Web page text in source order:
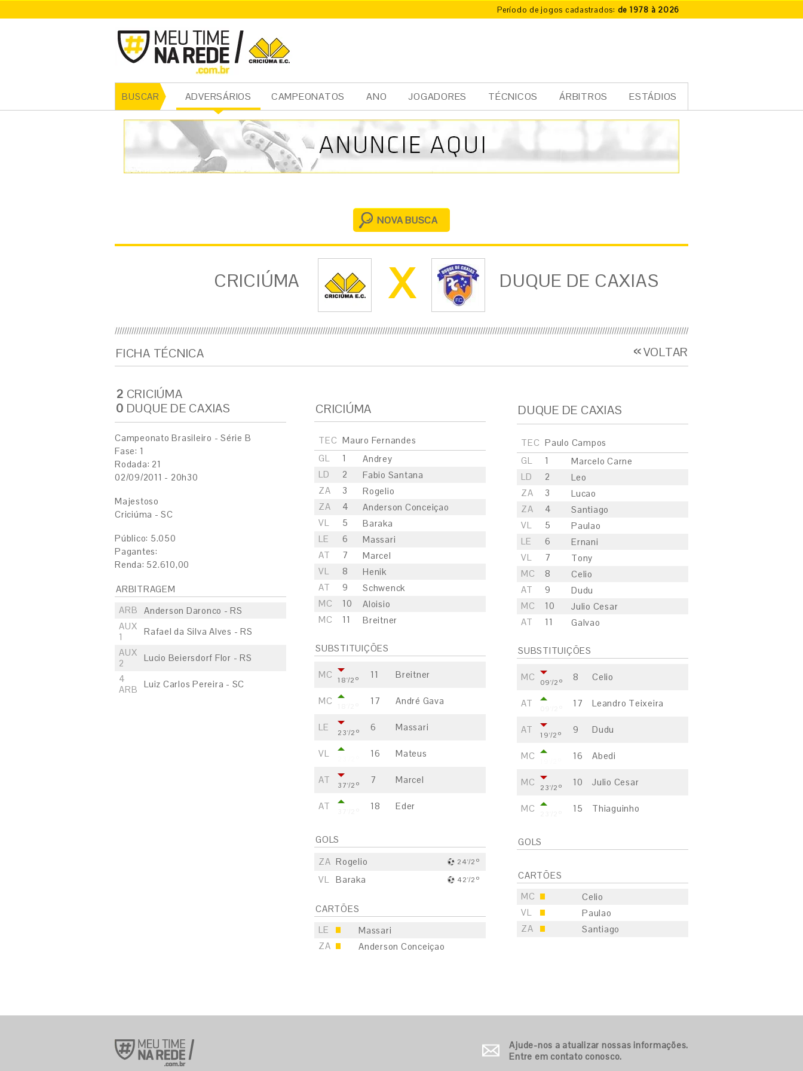
Período de jogos cadastrados: de 1978 à 2026
BUSCAR ADVERSÁRIOS CAMPEONATOS ANO JOGADORES TÉCNICOS ÁRBITROS ESTÁDIOS
CRICIÚMA X
NOVA BUSCA
CRICIÚMA X DUQUE DE CAXIAS
FICHA TÉCNICA VOLTAR
2 CRICIÚMA
0 DUQUE DE CAXIAS
Campeonato Brasileiro - Série B
Fase: 1
Rodada: 21
02/09/2011 - 20h30
Majestoso
Criciúma - SC
Público: 5.050
Pagantes:
Renda: 52.610,00
ARBITRAGEM
ARB
Anderson Daronco - RS
AUX
1
Rafael da Silva Alves - RS
AUX
2
Lucio Beiersdorf Flor - RS
4
ARB
Luiz Carlos Pereira - SC
CRICIÚMA
TEC Mauro Fernandes
GL
1
Andrey
LD
2
Fabio Santana
ZA
3
Rogelio
ZA
4
Anderson Conceiçao
VL
5
Baraka
LE
6
Massari
AT
7
Marcel
VL
8
Henik
AT
9
Schwenck
MC
10
Aloisio
MC
11 Breitner
SUBSTITUIÇÕES
MC 18'/2º 11 Breitner
MC 17 André Gava
LE 23'/2º 6 Massari
VL 16 Mateus
AT 37'/2º 7 Marcel
AT 18 Eder
GOLS
ZA Rogelio 24'/2º
VL Baraka 42'/2º
CARTÕES
LE
Massari
ZA
Anderson Conceiçao
DUQUE DE CAXIAS
TEC Paulo Campos
GL
1
Marcelo Carne
LD
2
Leo
ZA
3
Lucao
ZA
4
Santiago
VL
5
Paulao
LE
6
Ernani
VL
7
Tony
MC
8
Celio
AT
9
Dudu
MC
10
Julio Cesar
AT
11 Galvao
SUBSTITUIÇÕES
MC 09'/2º 8 Celio
AT 17 Leandro Teixeira
AT 19'/2º 9 Dudu
MC
E
16 Abedi
MC 23'/2º 10 Julio Cesar
MC 15 Thiaguinho
GOLS
CARTÕES
MC
Celio
VL
Paulao
ZA
Santiago
Ajude-nos a atualizar nossas informações.
Entre em contato conosco.